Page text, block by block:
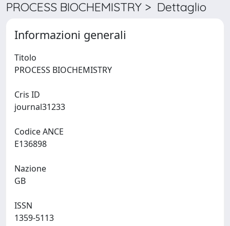
PROCESS BIOCHEMISTRY > Dettaglio
Informazioni generali
Titolo
Cris ID
Codice ANCE
Nazione
ISSN